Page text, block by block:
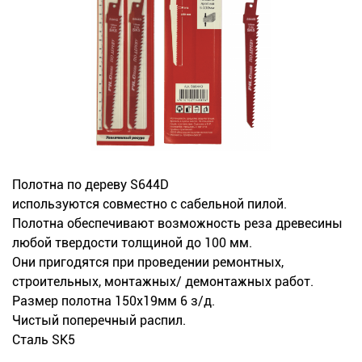
Документация
Оформление заказа
Оплата и доставка
Контакты
+7
(831)
282-
01-
01
Полотна по дереву S644D
используются совместно с сабельной пилой.
Полотна обеспечивают возможность реза древесины
любой твердости толщиной до 100 мм.
Они пригодятся при проведении ремонтных,
строительных, монтажных/ демонтажных работ.
Размер полотна 150х19мм 6 з/д.
Чистый поперечный распил.
Сталь SK5